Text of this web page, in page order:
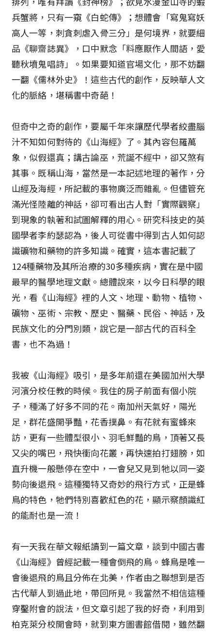
兵蟹將，只有一窺《白蛇傳》；想體會「寫鬼寫妖
高人一等，刺貪刺虐入骨三分」是何境界，就要細
品《聊齋誌異》，口中默念「料應厭作人間語，愛
聽秋墳鬼唱詩」。如果要知道官場文化，那不妨翻
一翻《儒林外史》！這些古代的創作，反映華人文
化的脈絡，堪稱書中奇葩！
但奇中之奇的創作，要屬千年來讓歷代學者絞盡腦
汁不知如何對待的《山海經》了。其內容包羅萬
象，似假還真；講古論巫，荒誕不經中，卻又煞有
其事。既稱山海，當然是一本記述地理的著作，分
山經及海經，所記載的事物廣泛而雜亂。但儘管充
滿光怪陸離的神話，卻可看出古人對「實際觀察」
到現象的執著和試圖解釋的用心。研究科技史的英
國學者李約瑟認為，後人可從書中得到古人如何認
識礦物和藥物的許多知識。確實，這本書記載了
124種藥物及其所治療的30多種疾病，實在是中國
最早的醫學地理文獻。總體說來，以今日科學的眼
光，看《山海經》裡的人文、地理、動物、植物、
礦物、巫術、宗教、歷史、醫藥、民俗、神話，及
民族文化的分門別類，說它是一部古代的百科全
書，也不為過！
我被《山海經》吸引，是多年前還在美國加州大學
河濱分校任教的時候。我住的房子前面有個小院
子，種滿了好多不同的花。南加州天氣好，陽光
足，群花盛開爭豔，花香撲鼻。有花就有蜜蜂來
訪，更有一些體型很小、羽毛鮮豔的鳥，頂著又長
又尖的嘴巴，飛快衝向花叢，再快速拍打翅膀，如
直升機一般懸停在空中，一會兒又見到牠以同一姿
勢向後退飛。這種獨特又奇妙的飛行方式，正是蜂
鳥的特色，牠們特別喜歡紅色的花，顯示察顏識紅
的能耐也是一流！
有一天我在華文報紙讀到一篇文章，談到中國古書
《山海經》曾經記載一種會倒飛的鳥。蜂鳥是唯一
會後退飛的鳥且分佈在北美，作者由之聯想到是否
古代華人到過此地，帶回所見。我當然不相信這種
穿鑿附會的說法，但文章引起了我的好奇，利用到
柏克萊分校開會時，就到東方圖書館借閱，雖然翻